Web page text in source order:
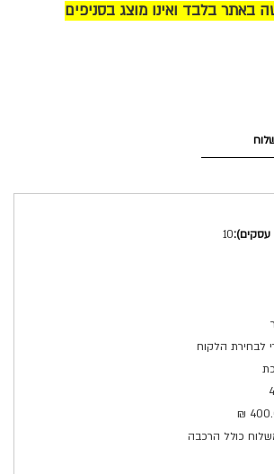
באתר בלבד ואינו מוצג בסניפים
10
לבחירת הלקוח
כולל הרכבה